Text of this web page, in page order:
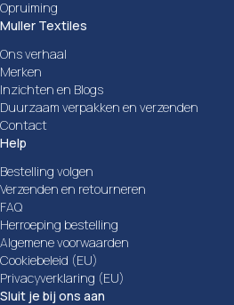
Opruiming
Muller Textiles
Ons verhaal
Merken
Inzichten en Blogs
Duurzaam verpakken en verzenden
Contact
Help
Bestelling volgen
Verzenden en retourneren
FAQ
Herroeping bestelling
Algemene voorwaarden
Cookiebeleid (EU)
Privacyverklaring (EU)
Sluit je bij ons aan